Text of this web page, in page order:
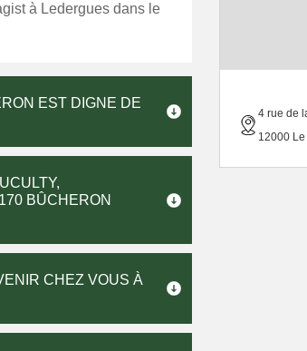
à Ledergues dans le
EST DIGNE DE
BÛCHERON
CHEZ VOUS À
4 rue de
12000